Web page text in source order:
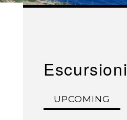
Escursioni
UPCOMING